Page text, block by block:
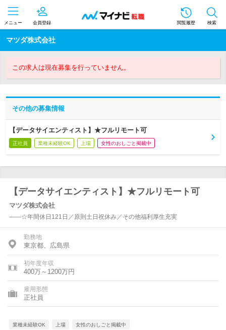
メニュー 会員登録 閲覧履歴 検索
マツダ株式会社
この求人は現在募集を行っていません。
その他の募集情報
【データサイエンティスト】★フルリモート可
正社員 業種未経験OK 上場 女性のおしごと掲載中
【データサイエンティスト】★フルリモート可
マツダ株式会社
――☆年間休日121日／原則土日祝休み／その他福利厚生充実
勤務地
東京都、広島県
初年度年収
400万～1200万円
雇用形態
正社員
業種未経験OK 上場 女性のおしごと掲載中